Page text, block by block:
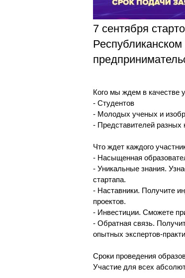
7 сентября
Кого мы ждем в качестве
- Студентов
- Молодых ученых и
- Представителей разных
Что ждет каждого
- Насыщенная
- Уникальные знания.
стартапа.
- Наставники. Получите
проектов.
- Инвестиции. Сможете
- Обратная связь.
опытных экспертов-
Сроки проведения
Участие для всех